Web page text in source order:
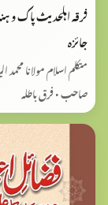
فرقہ اہلحدیث پاک و
جائزہ
متکلم اسلام مولانا محمد
صاحب • فرق باطلہ